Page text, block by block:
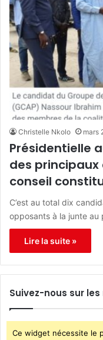
Christelle Nkolo mars
Présidentielle
des
conseil
C’est au total dix
opposants à la junte
Lire la suite »
Suivez-nous sur
Ce widget nécessite le